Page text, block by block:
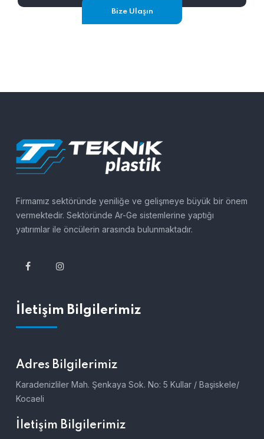
Bize Ulaşın
Firmamız sektöründe yeniliğe ve gelişmeye büyük bir önem
vermektedir. Sektöründe Ar-Ge sistemlerine yaptığı
yatırımlar ile öncülerin arasında bulunmaktadır.
İletişim Bilgilerimiz
Adres Bilgilerimiz
Karadenizliler Mah. Şenkaya Sok. No: 5 Kullar / Başiskele/
Kocaeli
İletişim Bilgilerimiz